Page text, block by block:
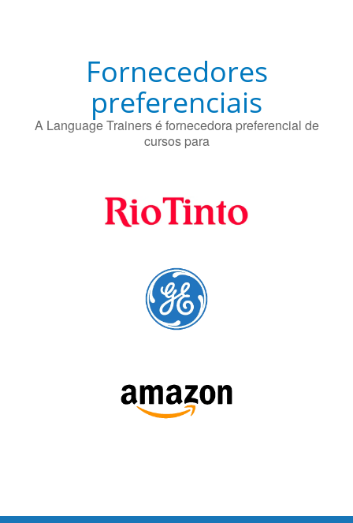
Fornecedores
preferenciais
A Language Trainers é fornecedora preferencial de
cursos para